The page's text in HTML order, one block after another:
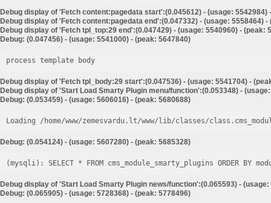
Debug display of 'Fetch content:pagedata start':(0.045612) - (usage: 5542984)
Debug display of 'Fetch content:pagedata end':(0.047332) - (usage: 5558464) -
Debug display of 'Fetch tpl_top:29 end':(0.047429) - (usage: 5540960) - (peak:
Debug: (0.047456) - (usage: 5541000) - (peak: 5647840)
process template body
Debug display of 'Fetch tpl_body:29 start':(0.047536) - (usage: 5541704) -
Debug display of 'Start Load Smarty Plugin menu/function':(0.053348) -
Debug: (0.053459) - (usage: 5606016) - (peak: 5680688)
Loading /home/www/zemesvardu.lt/www/lib/classes/
Debug: (0.054124) - (usage: 5607280) - (peak: 5685328)
Debug display of 'Start Load Smarty Plugin news/function':(0.065593) -
Debug: (0.065905) - (usage: 5728368) - (peak: 5778496)